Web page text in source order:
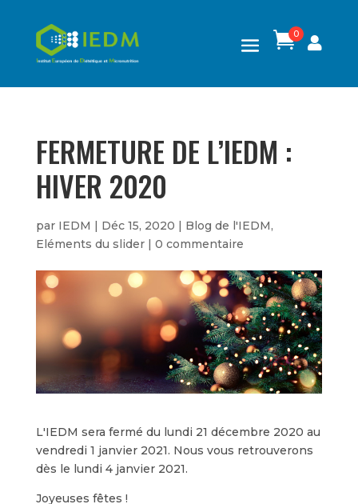
0

FERMETURE DE L’IEDM :
HIVER 2020
par IEDM | Déc 15, 2020 | Blog de l'IEDM,
Eléments du slider| 0 commentaire
L'IEDM sera fermé du lundi 21 décembre 2020 au
vendredi 1 janvier 2021. Nous vous retrouverons
dès le lundi 4 janvier 2021.
Joyeuses fêtes !